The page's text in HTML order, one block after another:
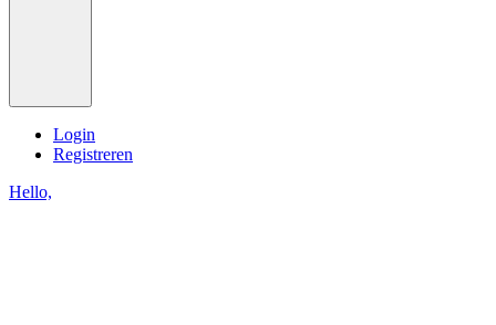
Login
Registreren
Hello,